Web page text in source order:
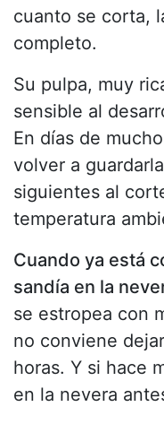
cuanto se corta,
completo.
Su pulpa, muy
sensible al
En días de
volver a
siguientes al
temperatura
Cuando ya está
sandía en la
se estropea con
no conviene
horas. Y si hace
en la nevera